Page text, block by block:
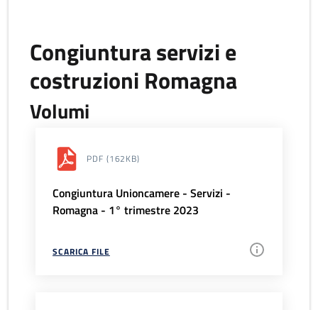
Congiuntura servizi e
costruzioni Romagna
Volumi
PDF (162KB)
Congiuntura Unioncamere - Servizi -
Romagna - 1° trimestre 2023
SCARICA FILE